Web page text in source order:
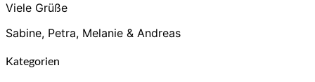
Viele Grüße
Sabine, Petra, Melanie & Andreas
Kategorien